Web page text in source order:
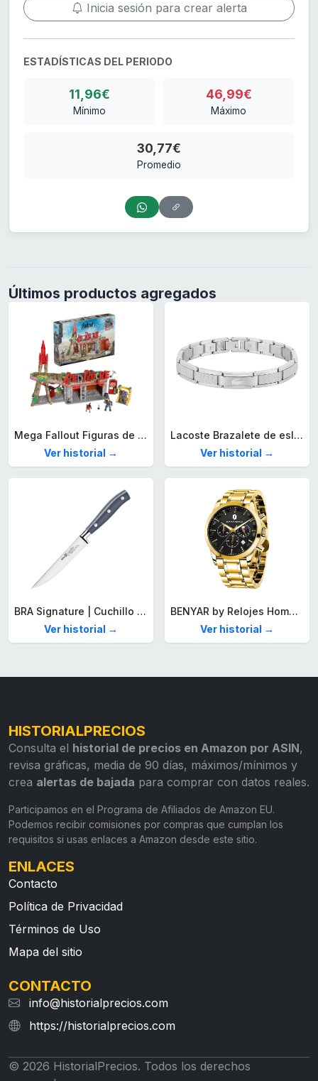
Inicia sesión para crear alerta
ESTADÍSTICAS DEL PERIODO
11,96€
Mínimo
46,99€
Máximo
30,77€
Promedio
Últimos productos agregados
Mega Fallout Figuras de acción y Juguetes de construcción, Parada de Camiones Red Rocket con 824 Piezas, 2 Personajes articulados y Accesorios, para coleccionistas, HXT00
Ver historial →
Lacoste Brazalete de eslabón para Hombre Colección STENCIL de Acero inoxidable
Ver historial →
BRA Signature | Cuchillo tomatero 120 mm, Acero Inoxidable alemán forjado con Molibdeno Vanadio, Mango Remachado ABS, Diseño Ergonómico, Hoja 1,6 mm espesor
Ver historial →
BENYAR by Relojes Hombre Analógico Cuarzo Cronografo Impermeable Luminoso Fecha Moda Casual Reloj de Pulsera Elegante Regalo para Hombre
Ver historial →
HISTORIALPRECIOS
Consulta el historial de precios en Amazon por ASIN,
revisa gráficas, media de 90 días, máximos/mínimos y
crea alertas de bajada para comprar con datos reales.
Participamos en el Programa de Afiliados de Amazon EU.
Podemos recibir comisiones por compras que cumplan los
requisitos si usas enlaces a Amazon desde este sitio.
ENLACES
Contacto
Política de Privacidad
Términos de Uso
Mapa del sitio
CONTACTO
info@historialprecios.com
https://historialprecios.com
© 2026 HistorialPrecios. Todos los derechos